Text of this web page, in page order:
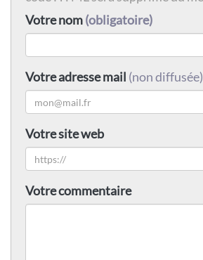
Votre nom(obligatoire)
Votre adresse mail (non diffusée)
Votre site web
Votre commentaire